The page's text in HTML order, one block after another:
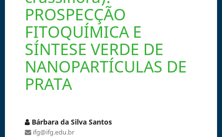
PROSPECÇÃO
FITOQUÍMICA E
SÍNTESE VERDE DE
NANOPARTÍCULAS DE
PRATA
Bárbara da Silva Santos
ifg@ifg.edu.br